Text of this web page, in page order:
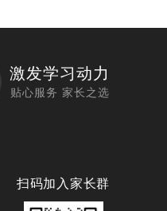
激发学习动力
贴心服务 家长之选
扫码加入家长群